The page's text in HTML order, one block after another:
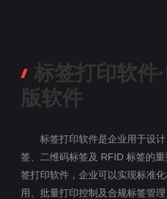
标签打印软件
版软件
标签打印软件是企业用于设
签、二维码标签及 RFID 标签的
签打印软件，企业可以实现标准
用、批量打印控制及合规标签管